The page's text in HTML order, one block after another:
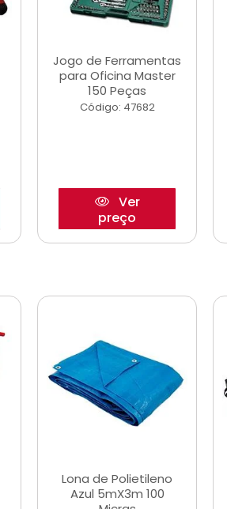
Jogo de Ferramentas
para Oficina Master
150 Peças
Código: 47682
Ver
preço
Lona de Polietileno
Azul 5mX3m 100